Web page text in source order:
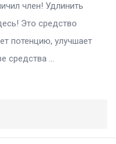
Удлинить
Это средство
потенцию, улучшает
средства ...